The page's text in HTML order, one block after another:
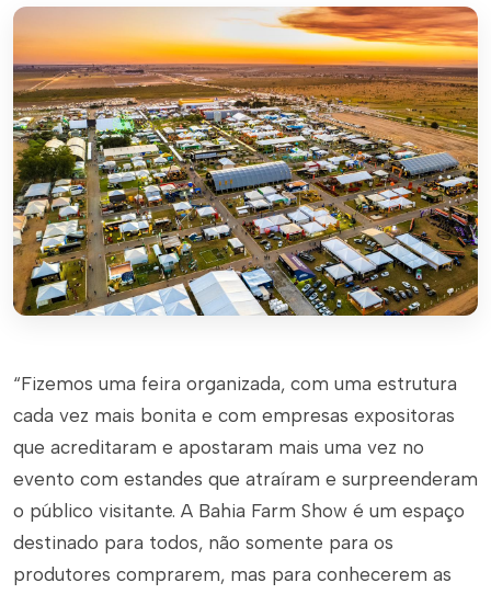
“Fizemos uma feira organizada, com uma estrutura
cada vez mais bonita e com empresas expositoras
que acreditaram e apostaram mais uma vez no
evento com estandes que atraíram e surpreenderam
o público visitante. A Bahia Farm Show é um espaço
destinado para todos, não somente para os
produtores comprarem, mas para conhecerem as